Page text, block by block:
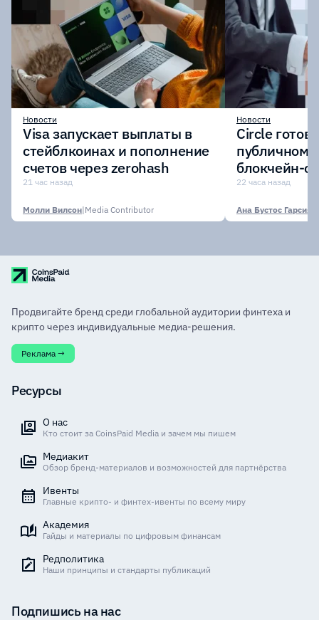
Новости
Visa запускает выплаты в
стейблкоинах и пополнение
счетов через zerohash
21 час назад
Молли Вилсон|Media Contributor
Новости
Circle
публичному
блокчейн-
участии
22 часа назад
Ана Бустос Гарсия
Продвигайте бренд среди глобальной аудитории финтеха и
крипто через индивидуальные медиа-решения.
Реклама →
Ресурсы
О нас
Кто стоит за CoinsPaid Media и зачем мы пишем
Медиакит
Обзор бренд-материалов и возможностей для партнёрства
Ивенты
Главные крипто- и финтех-ивенты по всему миру
Академия
Гайды и материалы по цифровым финансам
Редполитика
Наши принципы и стандарты публикаций
Подпишись на нас